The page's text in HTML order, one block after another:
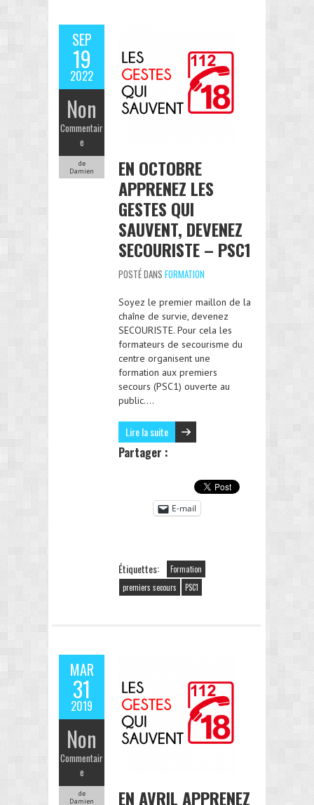
SEP
19
2022
Non
Commentair
e
de
Damien
EN OCTOBRE
APPRENEZ LES
GESTES QUI
SAUVENT, DEVENEZ
SECOURISTE – PSC1
POSTÉ DANS FORMATION
Soyez le premier maillon de la
chaîne de survie, devenez
SECOURISTE. Pour cela les
formateurs de secourisme du
centre organisent une
formation aux premiers
secours (PSC1) ouverte au
public….
Lire la suite
Partager :
E-mail
Étiquettes:
Formation
premiers secours
PSC1
MAR
31
2019
Non
Commentair
e
de
Damien
EN AVRIL APPRENEZ